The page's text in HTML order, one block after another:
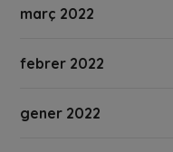
març 2022
febrer 2022
gener 2022